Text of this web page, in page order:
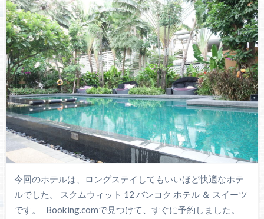
今回のホテルは、ロングステイしてもいいほど快適なホテ
ルでした。 スクムウィット 12 バンコク ホテル ＆ スイーツ
です。 Booking.comで見つけて、すぐに予約しました。